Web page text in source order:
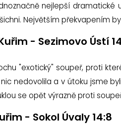
nejlepší
Největším překvapením
- Sezimovo Ústí
"exotický" soupeř, proti
nedovolila a v útoku jsme
se opět výrazně proti
- Sokol Úvaly 14:8